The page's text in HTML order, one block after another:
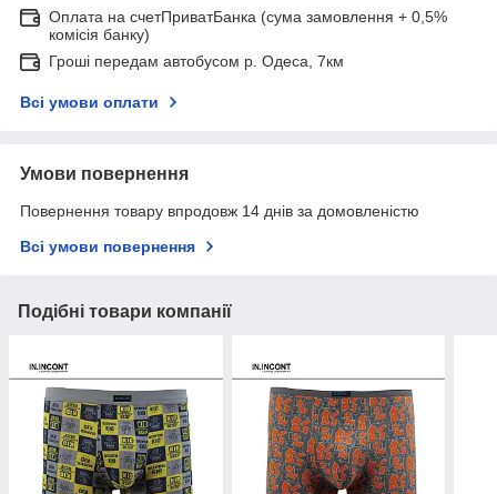
Оплата на счетПриватБанка (сума замовлення + 0,5%
комісія банку)
Гроші передам автобусом р. Одеса, 7км
Всі умови оплати
Умови повернення
Повернення товару впродовж 14 днів за домовленістю
Всі умови повернення
Подібні товари компанії